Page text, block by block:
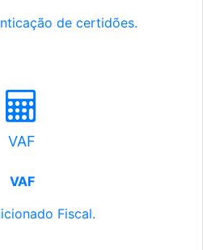
de certidões.
VAF
VAF
Fiscal.